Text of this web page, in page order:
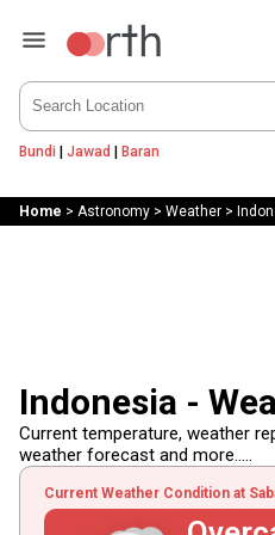
Bundi | Jawad | Baran
Home > Astronomy> Weather>
Indonesia -
Current temperature, weather
weather forecast and more.....
Current Weather Condition at